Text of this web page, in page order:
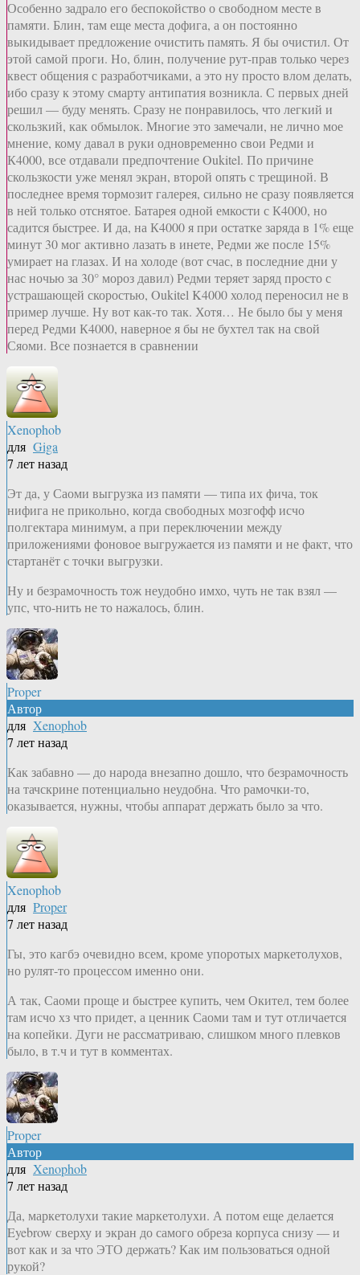
Особенно задрало его беспокойство о свободном месте в
памяти. Блин, там еще места дофига, а он постоянно
выкидывает предложение очистить память. Я бы очистил. От
этой самой проги. Но, блин, получение рут-прав только через
квест общения с разработчиками, а это ну просто влом делать,
ибо сразу к этому смарту антипатия возникла. С первых дней
решил — буду менять. Сразу не понравилось, что легкий и
скользкий, как обмылок. Многие это замечали, не лично мое
мнение, кому давал в руки одновременно свои Редми и
К4000, все отдавали предпочтение Oukitel. По причине
скользкости уже менял экран, второй опять с трещиной. В
последнее время тормозит галерея, сильно не сразу появляется
в ней только отснятое. Батарея одной емкости с К4000, но
садится быстрее. И да, на К4000 я при остатке заряда в 1% еще
минут 30 мог активно лазать в инете, Редми же после 15%
умирает на глазах. И на холоде (вот счас, в последние дни у
нас ночью за 30° мороз давил) Редми теряет заряд просто с
устрашающей скоростью, Oukitel K4000 холод переносил не в
пример лучше. Ну вот как-то так. Хотя… Не было бы у меня
перед Редми К4000, наверное я бы не бухтел так на свой
Сяоми. Все познается в сравнении
Xenophob
для Giga
7 лет назад
Эт да, у Саоми выгрузка из памяти — типа их фича, ток
нифига не прикольно, когда свободных мозгофф исчо
полгектара минимум, а при переключении между
приложениями фоновое выгружается из памяти и не факт, что
стартанёт с точки выгрузки.
Ну и безрамочность тож неудобно имхо, чуть не так взял —
упс, что-нить не то нажалось, блин.
Proper
Автор
для Xenophob
7 лет назад
Как забавно — до народа внезапно дошло, что безрамочность
на тачскрине потенциально неудобна. Что рамочки-то,
оказывается, нужны, чтобы аппарат держать было за что.
Xenophob
для Proper
7 лет назад
Гы, это кагбэ очевидно всем, кроме упоротых маркетолухов,
но рулят-то процессом именно они.
А так, Саоми проще и быстрее купить, чем Окител, тем более
там исчо хз что придет, а ценник Саоми там и тут отличается
на копейки. Дуги не рассматриваю, слишком много плевков
было, в т.ч и тут в комментах.
Proper
Автор
для Xenophob
7 лет назад
Да, маркетолухи такие маркетолухи. А потом еще делается
Eyebrow сверху и экран до самого обреза корпуса снизу — и
вот как и за что ЭТО держать? Как им пользоваться одной
рукой?